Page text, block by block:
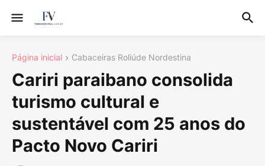
Página inicial Cabaceiras Roliúde Nordestina
Cariri paraibano consolida
turismo cultural e
sustentável com 25 anos do
Pacto Novo Cariri